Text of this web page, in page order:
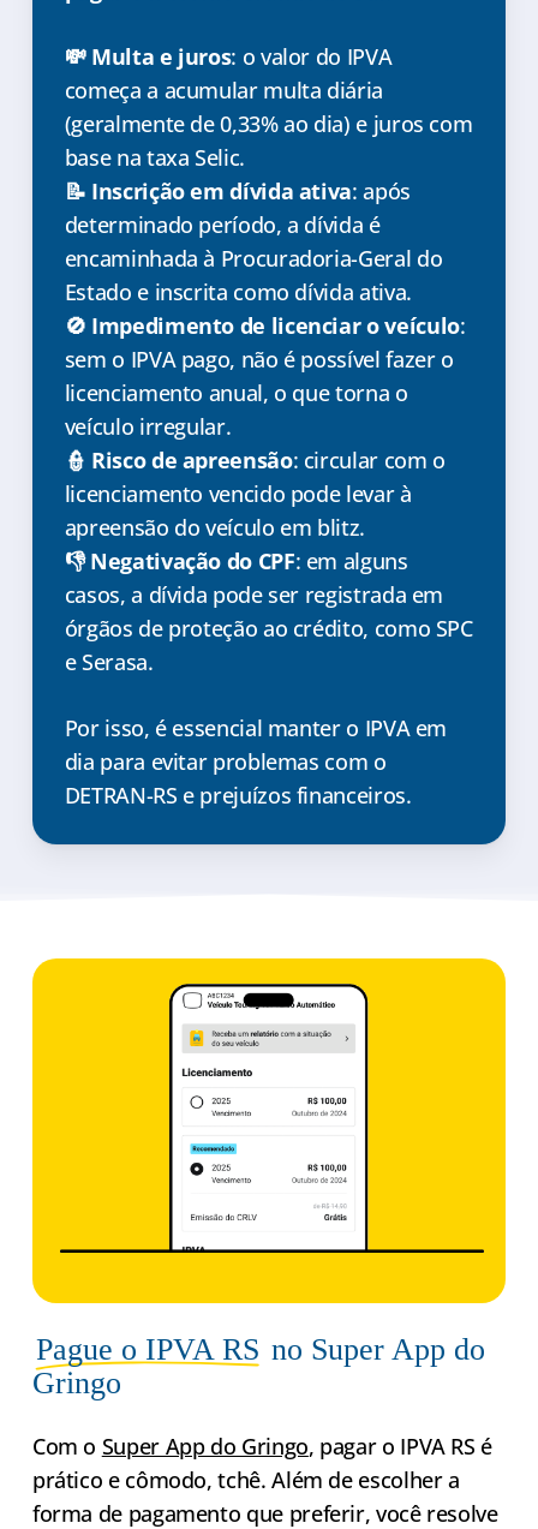
💸 Multa e juros: o valor do IPVA
começa a acumular multa diária
(geralmente de 0,33% ao dia) e juros com
base na taxa Selic.
📝 Inscrição em dívida ativa: após
determinado período, a dívida é
encaminhada à Procuradoria-Geral do
Estado e inscrita como dívida ativa.
🚫 Impedimento de licenciar o veículo:
sem o IPVA pago, não é possível fazer o
licenciamento anual, o que torna o
veículo irregular.
👮 Risco de apreensão: circular com o
licenciamento vencido pode levar à
apreensão do veículo em blitz.
👎 Negativação do CPF: em alguns
casos, a dívida pode ser registrada em
órgãos de proteção ao crédito, como SPC
e Serasa.
Por isso, é essencial manter o IPVA em
dia para evitar problemas com o
DETRAN-RS e prejuízos financeiros.
Pague o IPVA RS no Super App do
Gringo
Com o Super App do Gringo, pagar o IPVA RS é
prático e cômodo, tchê. Além de escolher a
forma de pagamento que preferir, você resolve